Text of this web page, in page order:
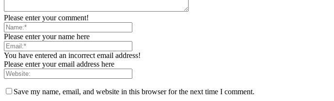
Please enter your comment!
Please enter your name here
You have entered an incorrect email address!
Please enter your email address here
Save my name, email, and website in this browser for the next time I comment.